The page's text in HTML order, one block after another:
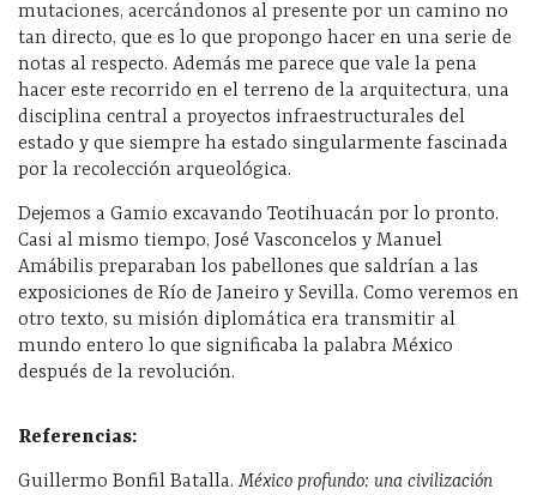
mutaciones, acercándonos al presente por un camino no
tan directo, que es lo que propongo hacer en una serie de
notas al respecto. Además me parece que vale la pena
hacer este recorrido en el terreno de la arquitectura, una
disciplina central a proyectos infraestructurales del
estado y que siempre ha estado singularmente fascinada
por la recolección arqueológica.
Dejemos a Gamio excavando Teotihuacán por lo pronto.
Casi al mismo tiempo, José Vasconcelos y Manuel
Amábilis preparaban los pabellones que saldrían a las
exposiciones de Río de Janeiro y Sevilla. Como veremos en
otro texto, su misión diplomática era transmitir al
mundo entero lo que significaba la palabra México
después de la revolución.
Referencias:
Guillermo Bonfil Batalla. México profundo: una civilización